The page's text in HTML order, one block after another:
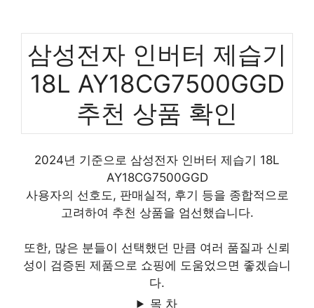
삼성전자 인버터 제습기
18L AY18CG7500GGD
추천 상품 확인
2024년 기준으로 삼성전자 인버터 제습기 18L
AY18CG7500GGD
사용자의 선호도, 판매실적, 후기 등을 종합적으로
고려하여 추천 상품을 엄선했습니다.
또한, 많은 분들이 선택했던 만큼 여러 품질과 신뢰
성이 검증된 제품으로 쇼핑에 도움었으면 좋겠습니
다.
목 차